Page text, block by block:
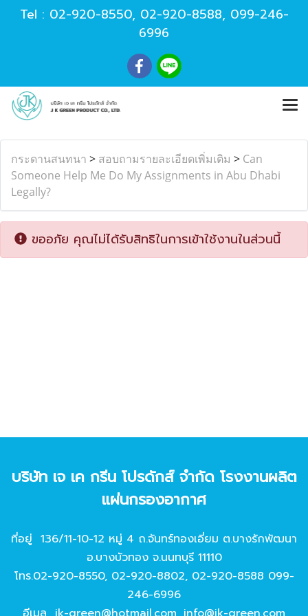
Tel : 02-920-8550, 02-920-8588, 099-246-
6996
กระดานสนทนา > สอบถามรายละเอียดเพิ่มเติม > Can
Someone Help Me Do My Assignments in Abu Dhabi
Legally?
ขออภัย คุณไม่ได้รับสิทธิในการเข้าใช้งานในส่วนนี้
บริษัท เจ เค กรีน โปรดักส์ จํากัด โรงงานผลิต
แผ่นกรองอากาศ
ที่อยู่ 136/11-10-12 หมู่ 4 ถ.จันทร์ทองเอี่ยม ต.บางรักพัฒนา
อ.บางบัวทอง จ.นนทบุรี 11110
โทร.02-920-8550, 02-920-8802, 02-920-8588 099-
246-6996